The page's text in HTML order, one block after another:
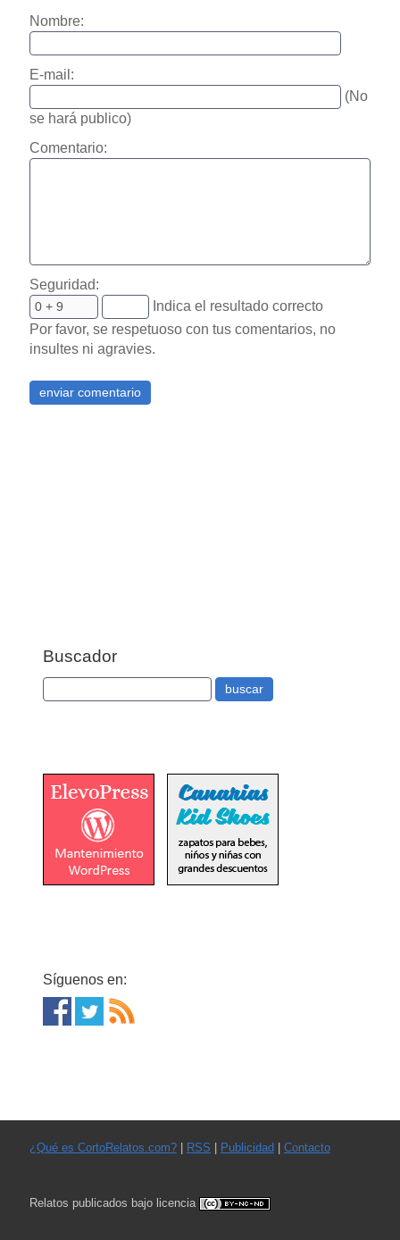
Nombre:
E-mail:
(No
se hará publico)
Comentario:
Seguridad:
Indica el resultado correcto
Por favor, se respetuoso con tus comentarios, no
insultes ni agravies.
Buscador
Síguenos en:
¿Qué es CortoRelatos.com?| RSS Publicidad Contacto
Relatos publicados bajo licencia